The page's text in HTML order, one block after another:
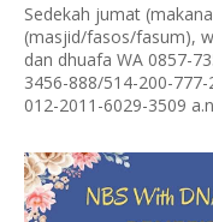
Sedekah jumat
(masjid/fasos/fasum),
dan dhuafa WA 0857-
3456-888/514-200-
012-2011-6029-3509